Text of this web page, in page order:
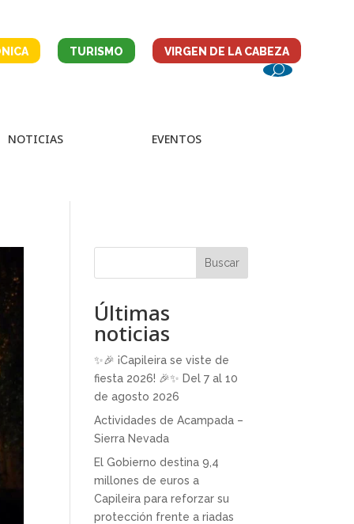
TURISMO VIRGEN DE LA CABEZA
NOTICIAS EVENTOS
Buscar
Últimas
noticias
✨🎉 ¡Capileira se viste de
fiesta 2026! 🎉✨ Del 7 al 10
de agosto 2026
Actividades de Acampada –
Sierra Nevada
El Gobierno destina 9,4
millones de euros a
Capileira para reforzar su
protección frente a riadas